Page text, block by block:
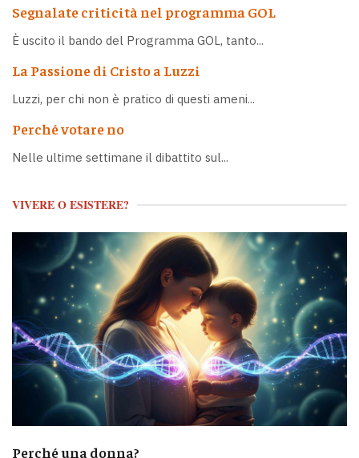
Segnalate criticità nel programma GOL
È uscito il bando del Programma GOL, tanto...
La Passione di Cristo a Luzzi
Luzzi, per chi non è pratico di questi ameni...
Perché votare no
Nelle ultime settimane il dibattito sul...
VIVERE O ESISTERE?
Perché una donna?